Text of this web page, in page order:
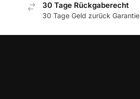
30 Tage Rückgaberecht
30 Tage Geld zurück Garantie